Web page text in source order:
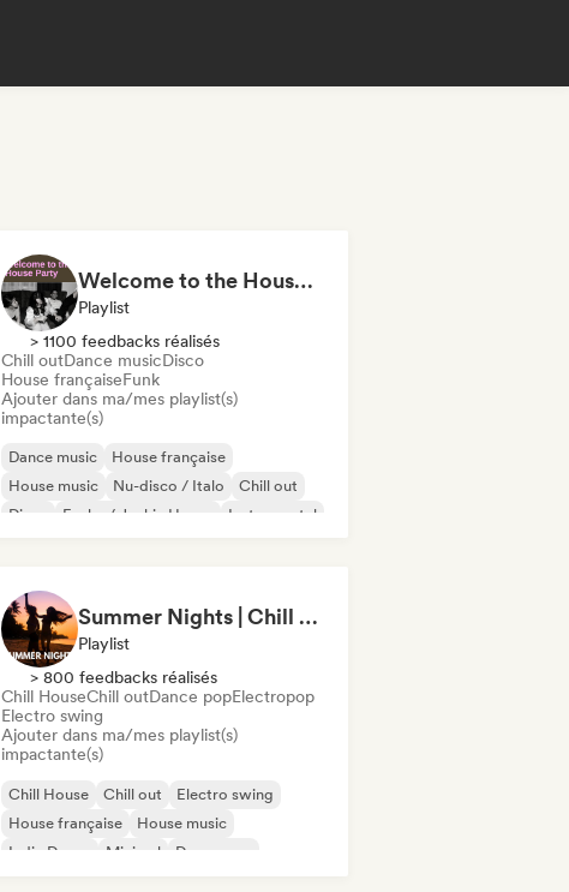
Welcome to the House Party
Playlist
> 1100 feedbacks réalisés
Chill outDance musicDisco
House françaiseFunk
Ajouter dans ma/mes playlist(s)
impactante(s)
Dance music
House française
House music
Nu-disco / Italo
Chill out
Disco
Funky / Jackin House Instrumental
Summer Nights | Chill House & Tropical Beats
Playlist
> 800 feedbacks réalisés
Chill HouseChill outDance popElectropop
Electro swing
Ajouter dans ma/mes playlist(s)
impactante(s)
Chill House Chill out
Electro swing
House française
House music
Indie Dance
Minimal Dance pop